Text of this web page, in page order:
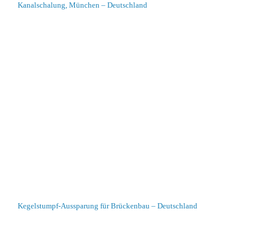
Kanalschalung, München – Deutschland
Kegelstumpf-Aussparung für Brückenbau – Deutschland